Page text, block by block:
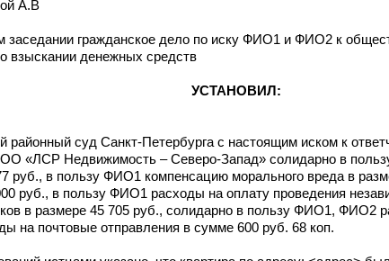
А.В
заседании гражданское дело по иску ФИО1 и ФИО2 к
взыскании денежных средств
УСТАНОВИЛ:
суд Санкт-Петербурга с настоящим иском к
«ЛСР Недвижимость – Северо-Запад» солидарно в
руб., в пользу ФИО1 компенсацию морального вреда в
руб., в пользу ФИО1 расходы на оплату проведения
в размере 45 705 руб., солидарно в пользу ФИО1, ФИО2
на почтовые отправления в сумме 600 руб. 68 коп.